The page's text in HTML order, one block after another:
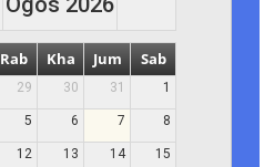
Ogos 2026
Rab Kha Jum Sab
29 30 31 1
5 6 7 8
12 13 14 15